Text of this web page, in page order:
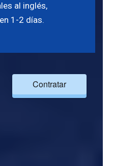
al inglés,
1-2 días.
Contratar